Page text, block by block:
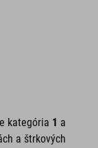
kategória 1 a
a štrkových